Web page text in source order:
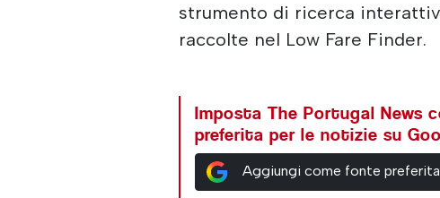
strumento di ricerca
raccolte nel Low Fare Finder.
Imposta The Portugal News
preferita per le notizie su
Aggiungi come fonte